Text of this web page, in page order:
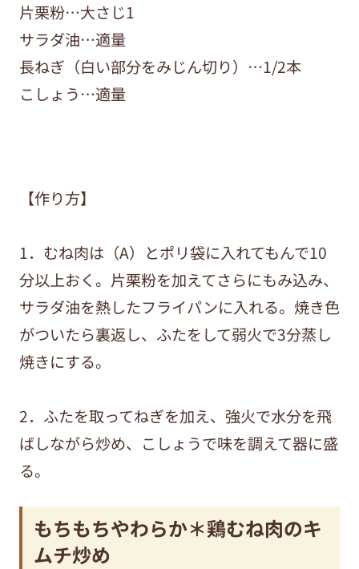
片栗粉…大さじ1
サラダ油…適量
長ねぎ（白い部分をみじん切り）…1/2本
こしょう…適量
【作り方】
1．むね肉は（A）とポリ袋に入れてもんで10
分以上おく。片栗粉を加えてさらにもみ込み、
サラダ油を熱したフライパンに入れる。焼き色
がついたら裏返し、ふたをして弱火で3分蒸し
焼きにする。
2．ふたを取ってねぎを加え、強火で水分を飛
ばしながら炒め、こしょうで味を調えて器に盛
る。
もちもちやわらか＊鶏むね肉のキ
ムチ炒め